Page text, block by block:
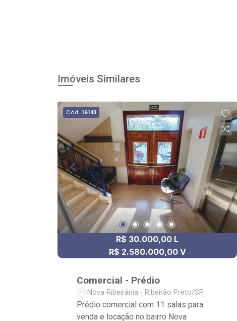
Imóveis Similares
Cód. 16143
R$ 30.000,00 L
R$ 2.580.000,00 V
Comercial - Prédio
Nova Ribeirânia - Ribeirão Preto/SP
Prédio comercial com 11 salas para
venda e locação no bairro Nova